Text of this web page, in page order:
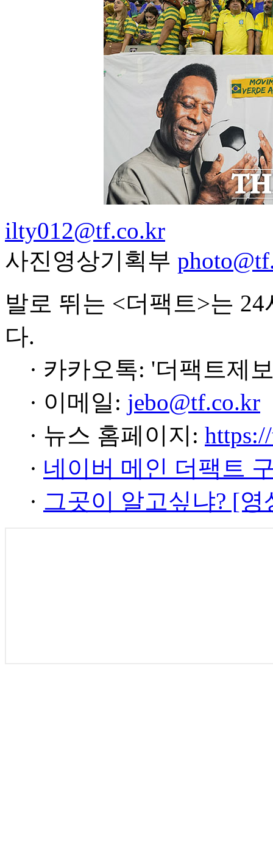
ilty012@tf.co.kr
사진영상기획부
발로 뛰는 <더팩트>는
다.
· 카카오톡: '더팩트제
· 이메일: jebo@tf.co.kr
· 뉴스 홈페이지:
· 네이버 메인 더팩트
· 그곳이 알고싶냐? [